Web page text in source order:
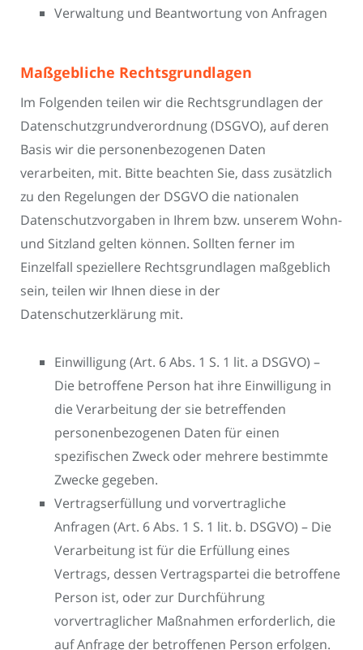
Verwaltung und Beantwortung von Anfragen
Maßgebliche Rechtsgrundlagen
Im Folgenden teilen wir die Rechtsgrundlagen der
Datenschutzgrundverordnung (DSGVO), auf deren
Basis wir die personenbezogenen Daten
verarbeiten, mit. Bitte beachten Sie, dass zusätzlich
zu den Regelungen der DSGVO die nationalen
Datenschutzvorgaben in Ihrem bzw. unserem Wohn-
und Sitzland gelten können. Sollten ferner im
Einzelfall speziellere Rechtsgrundlagen maßgeblich
sein, teilen wir Ihnen diese in der
Datenschutzerklärung mit.
Einwilligung (Art. 6 Abs. 1 S. 1 lit. a DSGVO) –
Die betroffene Person hat ihre Einwilligung in
die Verarbeitung der sie betreffenden
personenbezogenen Daten für einen
spezifischen Zweck oder mehrere bestimmte
Zwecke gegeben.
Vertragserfüllung und vorvertragliche
Anfragen (Art. 6 Abs. 1 S. 1 lit. b. DSGVO) – Die
Verarbeitung ist für die Erfüllung eines
Vertrags, dessen Vertragspartei die betroffene
Person ist, oder zur Durchführung
vorvertraglicher Maßnahmen erforderlich, die
auf Anfrage der betroffenen Person erfolgen.